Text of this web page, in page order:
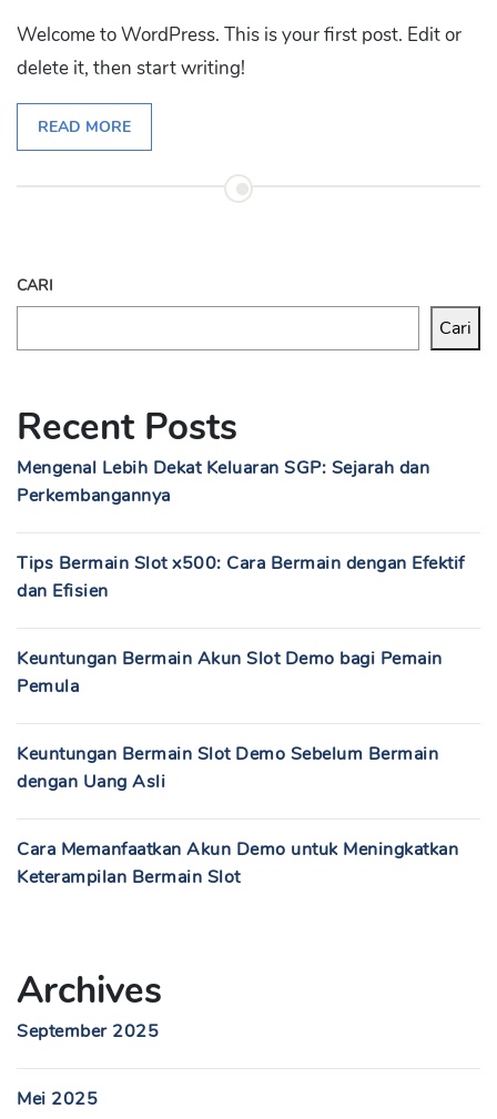
Welcome to WordPress. This is your first post. Edit or
delete it, then start writing!
READ MORE
CARI
Cari
Recent Posts
Mengenal Lebih Dekat Keluaran SGP: Sejarah dan
Perkembangannya
Tips Bermain Slot x500: Cara Bermain dengan Efektif
dan Efisien
Keuntungan Bermain Akun Slot Demo bagi Pemain
Pemula
Keuntungan Bermain Slot Demo Sebelum Bermain
dengan Uang Asli
Cara Memanfaatkan Akun Demo untuk Meningkatkan
Keterampilan Bermain Slot
Archives
September 2025
Mei 2025